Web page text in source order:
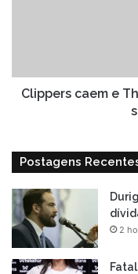
tornar
superpotência
Clippers caem e
Postagens
2